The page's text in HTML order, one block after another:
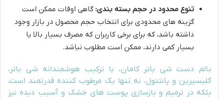
تنوع محدود در حجم بسته بندی: گاهی اوقات ممکن است
گزینه های محدودی برای انتخاب حجم محصول در بازار وجود
داشته باشد، که برای برخی کاربران که مصرف بسیار بالا یا
بسیار کمی دارند، ممکن است مطلوب نباشد.
بالم دست شی باتر کامان، با ترکیب هوشمندانه شی باتر،
گلیسیرین و پانتنول، نه تنها یک مرطوب کننده قدرتمند است،
بلکه در ترمیم و بازسازی پوست های خشک و آسیب دیده نیز